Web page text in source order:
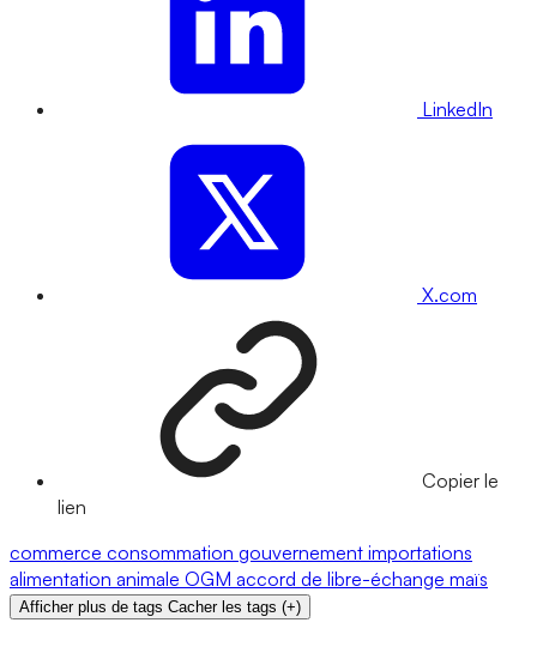
LinkedIn
X.com
Copier le
lien
commerce consommation gouvernement importations
alimentation animale OGM accord de libre-échange maïs
Afficher plus de tags Cacher les tags (+)